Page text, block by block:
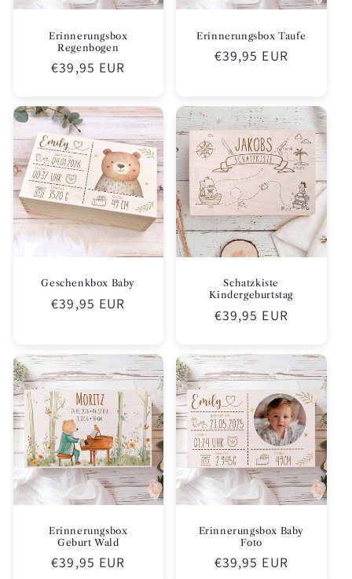
Erinnerungsbox
Regenbogen
Normaler
€39,95 EUR
Erinnerungsbox Taufe
Normaler
€39,95 EUR
Geschenkbox Baby
Normaler
€39,95 EUR
Schatzkiste
Kindergeburtstag
Normaler
€39,95 EUR
Erinnerungsbox
Geburt Wald
Normaler
€39,95 EUR
Erinnerungsbox Baby
Foto
Normaler
€39,95 EUR